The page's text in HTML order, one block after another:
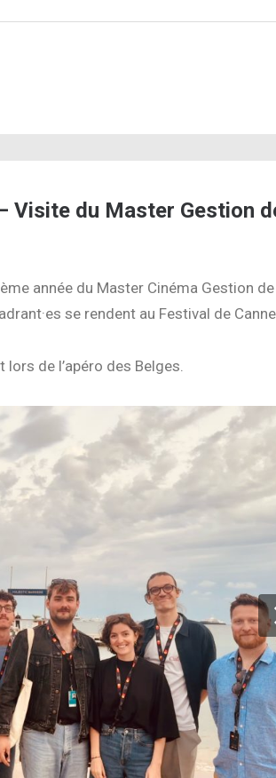
Visite du Master Gestion
année du Master Cinéma Gestion de
se rendent au Festival de
de l’apéro des Belges.